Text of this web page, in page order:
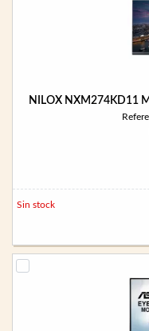
NILOX NXM274KD11
Sin stock